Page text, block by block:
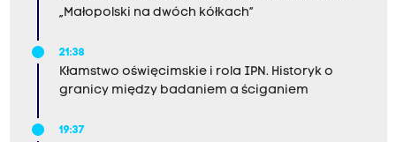
„Małopolski na dwóch kółkach”
21:38
Kłamstwo oświęcimskie i rola IPN. Historyk o
granicy między badaniem a ściganiem
19:37